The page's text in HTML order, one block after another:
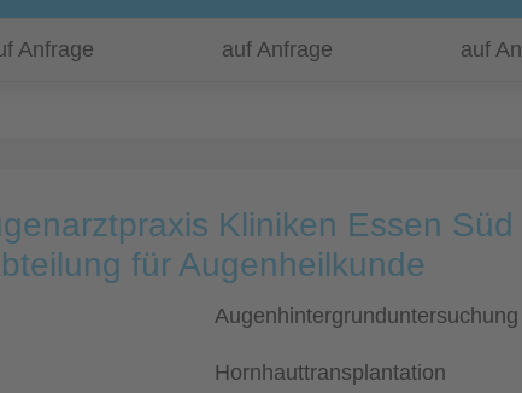
Anfrage auf Anfrage auf
Kliniken Essen
für Augenheilkunde
Augenhintergrunduntersuchung
Hornhauttransplantation